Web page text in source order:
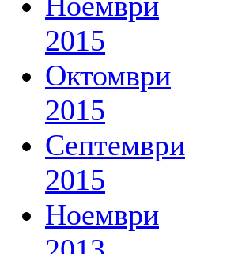
2015
Октомври
2015
Септември
2015
Ноември